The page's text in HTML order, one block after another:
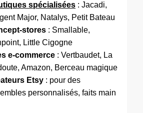
spécialisées : Jacadi,
Major, Natalys, Petit Bateau
stores : Smallable,
Little Cigogne
e-commerce : Vertbaudet, La
Amazon, Berceau magique
Etsy : pour des
personnalisés, faits main